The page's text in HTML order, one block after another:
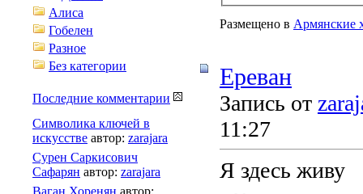
Размещено в Армянские
Ереван
Запись от
11:27
Я здесь живу
Алиса
Гобелен
Разное
Без категории
Последние комментарии
Символика ключей в
искусстве автор: zarajara
Сурен Саркисович
Сафарян автор: zarajara
Ваган Хоренян автор: